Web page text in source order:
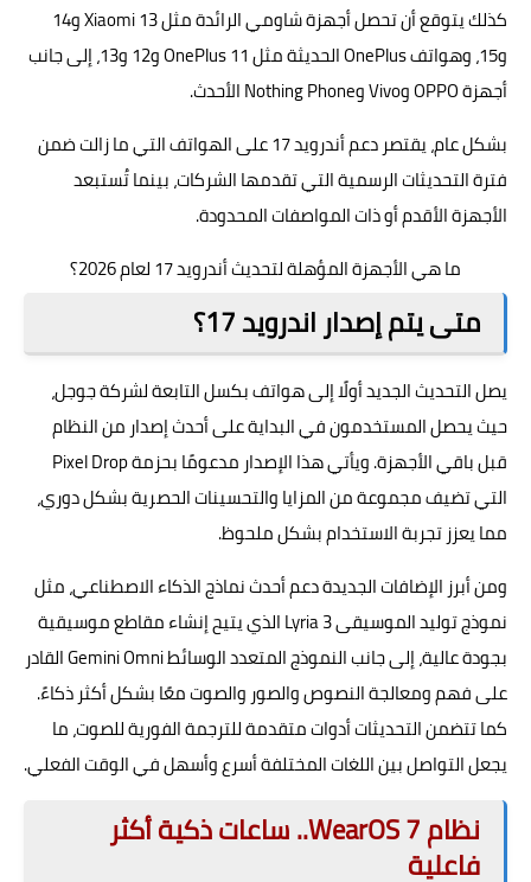
كذلك يتوقع أن تحصل أجهزة شاومي الرائدة مثل Xiaomi 13 و14
و15، وهواتف OnePlus الحديثة مثل OnePlus 11 و12 و13، إلى جانب
أجهزة OPPO وVivo وNothing Phone الأحدث.
بشكل عام، يقتصر دعم أندرويد 17 على الهواتف التي ما زالت ضمن
فترة التحديثات الرسمية التي تقدمها الشركات، بينما تُستبعد
الأجهزة الأقدم أو ذات المواصفات المحدودة.
ما هي الأجهزة المؤهلة لتحديث أندرويد 17 لعام 2026؟
متى يتم إصدار اندرويد 17؟
يصل التحديث الجديد أولًا إلى هواتف بكسل التابعة لشركة جوجل،
حيث يحصل المستخدمون في البداية على أحدث إصدار من النظام
قبل باقي الأجهزة. ويأتي هذا الإصدار مدعومًا بحزمة Pixel Drop
التي تضيف مجموعة من المزايا والتحسينات الحصرية بشكل دوري،
مما يعزز تجربة الاستخدام بشكل ملحوظ.
ومن أبرز الإضافات الجديدة دعم أحدث نماذج الذكاء الاصطناعي، مثل
نموذج توليد الموسيقى Lyria 3 الذي يتيح إنشاء مقاطع موسيقية
بجودة عالية، إلى جانب النموذج المتعدد الوسائط Gemini Omni القادر
على فهم ومعالجة النصوص والصور والصوت معًا بشكل أكثر ذكاءً.
كما تتضمن التحديثات أدوات متقدمة للترجمة الفورية للصوت، ما
يجعل التواصل بين اللغات المختلفة أسرع وأسهل في الوقت الفعلي.
نظام WearOS 7.. ساعات ذكية أكثر
فاعلية